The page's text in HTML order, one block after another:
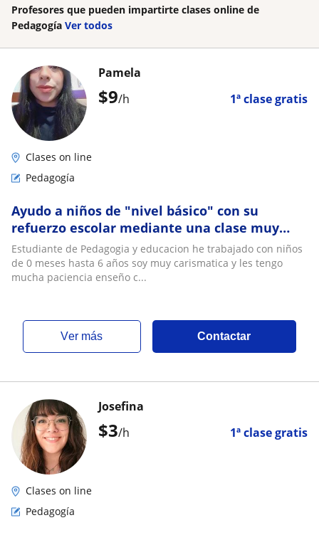
Profesores que pueden impartirte clases online de
Pedagogía Ver todos
$9/h 1ª clase gratis
Pamela
Clases on line
Pedagogía
Ayudo a niños de "nivel básico" con su
refuerzo escolar mediante una clase muy
dimanica
Estudiante de Pedagogia y educacion he trabajado con niños
de 0 meses hasta 6 años soy muy carismatica y les tengo
mucha paciencia enseño c...
ver más Contactar
$3/h 1ª clase gratis
Josefina
Clases on line
Pedagogía